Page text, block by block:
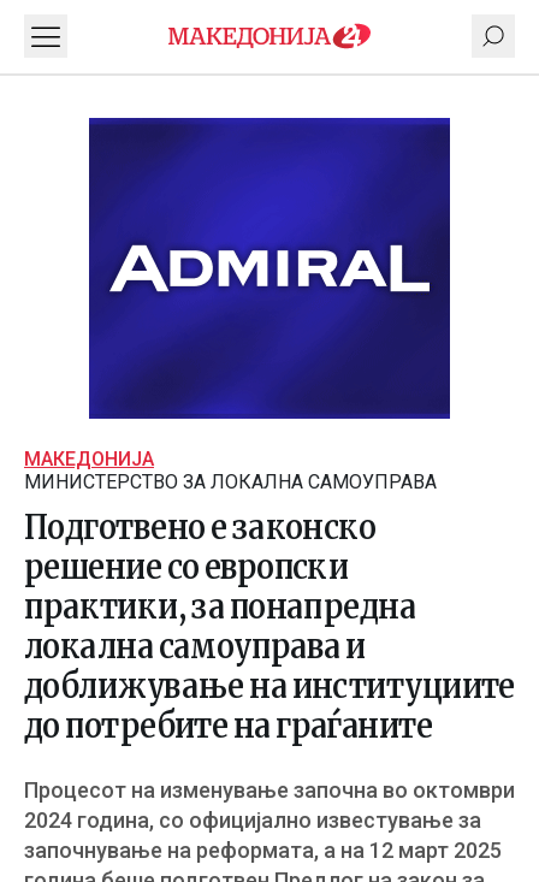
МАКЕДОНИЈА
МИНИСТЕРСТВО ЗА ЛОКАЛНА САМОУПРАВА
Подготвено е законско
решение со европски
практики, за понапредна
локална самоуправа и
доближување на институциите
до потребите на граѓаните
Процесот на изменување започна во октомври
2024 година, со официјално известување за
започнување на реформата, а на 12 март 2025